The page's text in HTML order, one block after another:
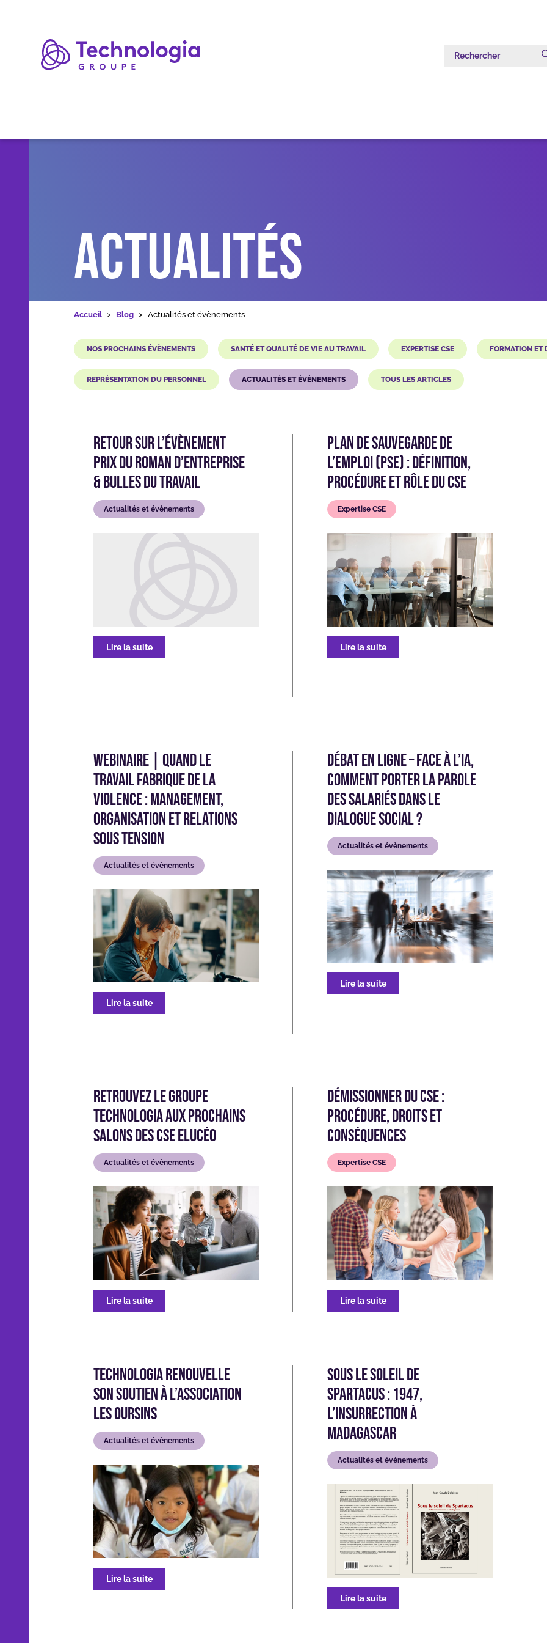
Rechercher
Formations
Nos applications et outils
Ressources
Actualités
Accueil Blog Actualités et évènements
NOS PROCHAINS ÉVÈNEMENTS SANTÉ ET QUALITÉ DE VIE AU TRAVAIL EXPERTISE CSE FORMATION ET
REPRÉSENTATION DU PERSONNEL ACTUALITÉS ET ÉVÈNEMENTS TOUS LES ARTICLES
Retour sur l’évènement
Prix du Roman d’Entreprise
& Bulles du Travail
Actualités et évènements
Lire la suite
Plan de sauvegarde de
l’emploi (PSE) : définition,
procédure et rôle du CSE
Expertise CSE
Lire la suite
Webinaire | Quand le
travail fabrique de la
violence : management,
organisation et relations
sous tension
Actualités et évènements
Lire la suite
Débat en ligne – Face à l’IA,
comment porter la parole
des salariés dans le
dialogue social ?
Actualités et évènements
Lire la suite
Retrouvez le Groupe
Technologia aux prochains
salons des CSE Elucéo
Actualités et évènements
Lire la suite
Démissionner du CSE :
procédure, droits et
conséquences
Expertise CSE
Lire la suite
Technologia renouvelle
son soutien à l’association
Les Oursins
Actualités et évènements
Lire la suite
Sous le Soleil de
Spartacus : 1947,
l’insurrection à
Madagascar
Actualités et évènements
Lire la suite